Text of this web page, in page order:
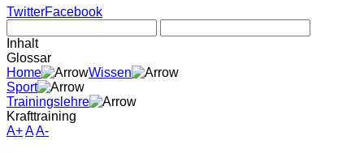
TwitterFacebook
Inhalt
Glossar
Home
Wissen
Sport
Trainingslehre
Krafttraining
A+AA-